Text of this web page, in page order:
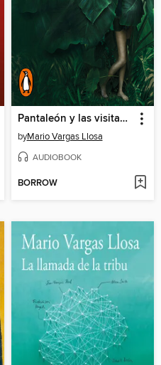
Pantaleón y las visitadoras
byMario Vargas Llosa
AUDIOBOOK
BORROW